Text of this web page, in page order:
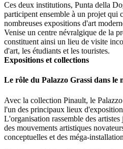
Ces deux institutions, Punta della
participent ensemble à un projet qui
nombreuses expositions d'art
Venise un centre névralgique de la
constituent ainsi un lieu de visite
d'art, les étudiants et les touristes.
Expositions et collections
Le rôle du Palazzo Grassi dans
Avec la collection Pinault, le
l'un des principaux lieux
L'organisation rassemble des
des mouvements artistiques
conceptuelles et des méga-